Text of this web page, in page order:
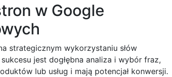
w Google
strategicznym wykorzystaniu słów
jest dogłębna analiza i wybór fraz,
lub usług i mają potencjał konwersji.